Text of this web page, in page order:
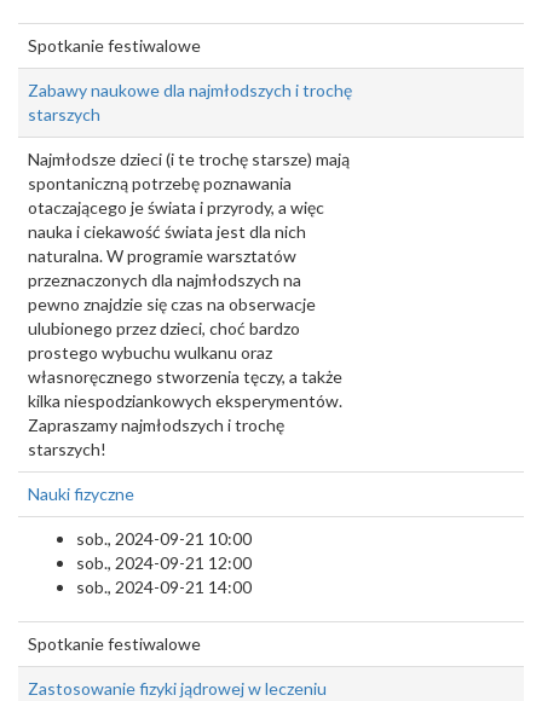
Spotkanie festiwalowe
Zabawy naukowe dla najmłodszych i trochę
starszych
Najmłodsze dzieci (i te trochę starsze) mają
spontaniczną potrzebę poznawania
otaczającego je świata i przyrody, a więc
nauka i ciekawość świata jest dla nich
naturalna. W programie warsztatów
przeznaczonych dla najmłodszych na
pewno znajdzie się czas na obserwacje
ulubionego przez dzieci, choć bardzo
prostego wybuchu wulkanu oraz
własnoręcznego stworzenia tęczy, a także
kilka niespodziankowych eksperymentów.
Zapraszamy najmłodszych i trochę
starszych!
Nauki fizyczne
sob., 2024-09-21 10:00
sob., 2024-09-21 12:00
sob., 2024-09-21 14:00
Spotkanie festiwalowe
Zastosowanie fizyki jądrowej w leczeniu